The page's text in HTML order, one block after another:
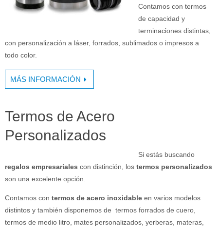
Contamos con termos
de capacidad y
terminaciones distintas,
con personalización a láser, forrados, sublimados o impresos a
todo color.
MÁS INFORMACIÓN
Termos de Acero
Personalizados
Si estás buscando
regalos empresariales con distinción, los termos personalizados
son una excelente opción.
Contamos con termos de acero inoxidable en varios modelos
distintos y también disponemos de termos forrados de cuero,
termos de medio litro, mates personalizados, yerberas, materas,